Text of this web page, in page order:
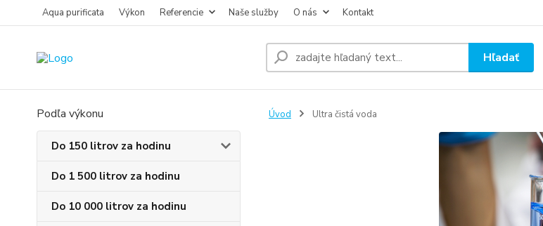
Aqua purificata Výkon Referencie Naše služby O nás Kontakt
Hľadať
Podľa výkonu
Do 150 litrov za hodinu
Do 1 500 litrov za hodinu
Do 10 000 litrov za hodinu
Úvod Ultra čistá voda